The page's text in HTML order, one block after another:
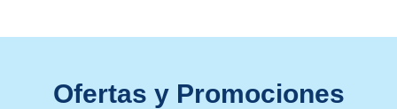
Ofertas y Promociones